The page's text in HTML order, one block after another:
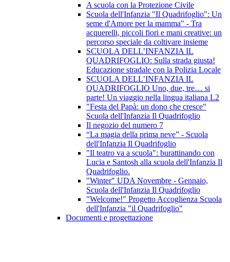
A scuola con la Protezione Civile
Scuola dell'Infanzia "Il Quadrifoglio": Un
seme d'Amore per la mamma" - Tra
acquerelli, piccoli fiori e mani creative: un
percorso speciale da coltivare insieme
SCUOLA DELL’INFANZIA IL
QUADRIFOGLIO: Sulla strada giusta!
Educazione stradale con la Polizia Locale
SCUOLA DELL’INFANZIA IL
QUADRIFOGLIO Uno, due, tre… si
parte! Un viaggio nella lingua italiana L2
"Festa del Papà: un dono che cresce"
Scuola dell'Infanzia Il Quadrifoglio
Il negozio del numero 7
“La magia della prima neve” - Scuola
dell'Infanzia Il Quadrifoglio
"Il teatro va a scuola": burattinando con
Lucia e Santosh alla scuola dell'Infanzia Il
Quadrifoglio.
"Winter" UDA Novembre - Gennaio,
Scuola dell'Infanzia Il Quadrifoglio
"Welcome!" Progetto Accoglienza Scuola
dell'Infanzia "il Quadrifoglio"
Documenti e progettazione